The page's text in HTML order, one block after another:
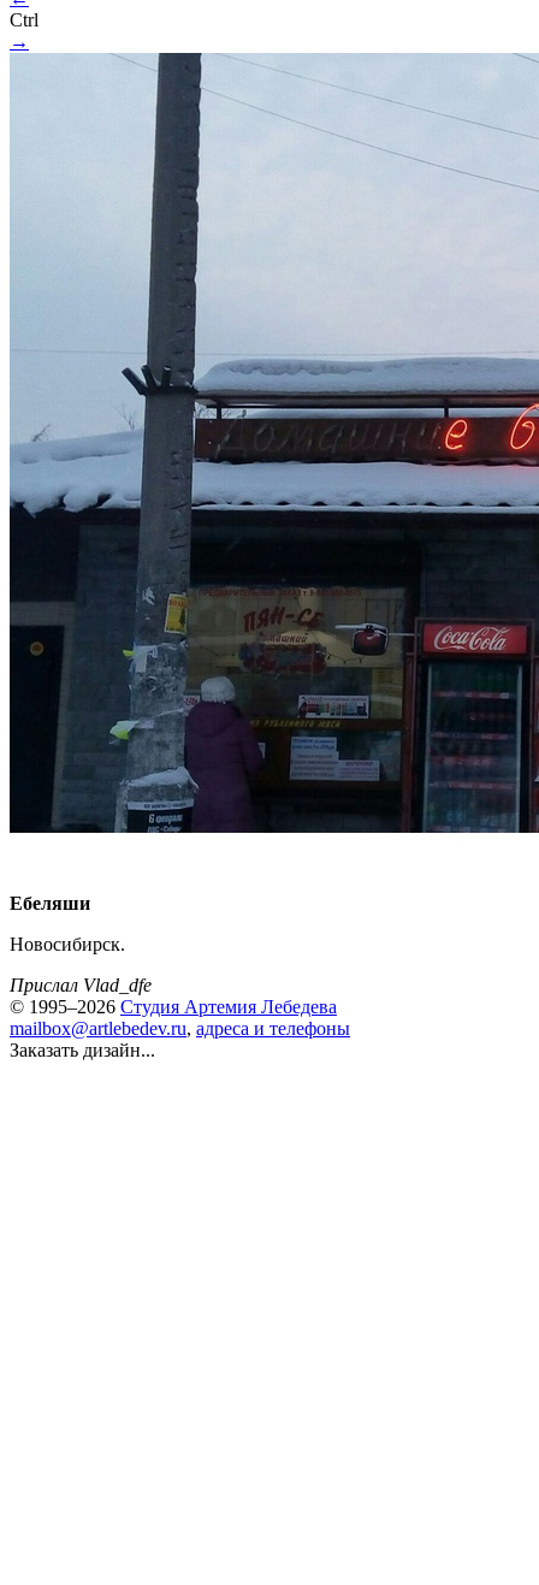
Ctrl
→
Ебеляши
Новосибирск.
Прислал Vlad_dfe
© 1995–2026 Студия Артемия Лебедева
mailbox@artlebedev.ru, адреса и телефоны
Заказать дизайн...